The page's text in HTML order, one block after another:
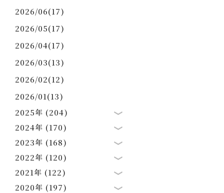
2026/06(17)
2026/05(17)
2026/04(17)
2026/03(13)
2026/02(12)
2026/01(13)
2025年 (204)
2024年 (170)
2023年 (168)
2022年 (120)
2021年 (122)
2020年 (197)